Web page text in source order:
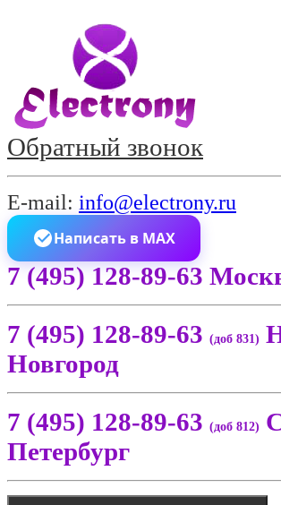
Обратный звонок
E-mail: info@electrony.ru
Написать в MAX
7 (495) 128-89-63
7 (495) 128-89-63 (доб 831)
Новгород
7 (495) 128-89-63 (доб 812)
Петербург